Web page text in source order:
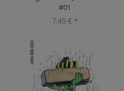
#01
7,49 € *